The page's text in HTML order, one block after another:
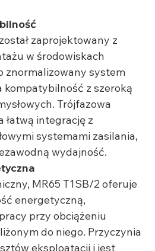
zaprojektowany z
w środowiskach
znormalizowany system
kompatybilność z szeroką
Trójfazowa
łatwą integrację z
systemami zasilania,
wydajność.
MR65 T1SB/2 oferuje
energetyczną,
przy obciążeniu
do niego. Przyczynia
eksploatacji i jest